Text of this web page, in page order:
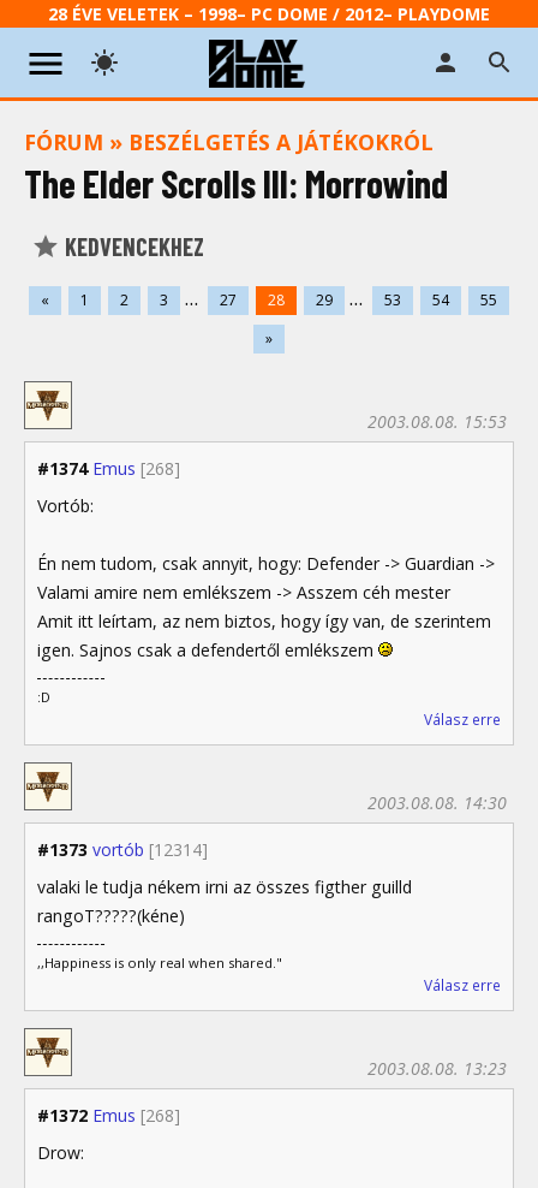
28 ÉVE VELETEK – 1998– PC DOME / 2012– PLAYDOME
FÓRUM » BESZÉLGETÉS A JÁTÉKOKRÓL
The Elder Scrolls III: Morrowind
KEDVENCEKHEZ
« 1 2 3 ... 27 28 29 ... 53 54
55
»
#1374 Emus [268]
2003.08.08. 15:53
Vortób:
Én nem tudom, csak annyit, hogy: Defender -> Guardian ->
Valami amire nem emlékszem -> Asszem céh mester
Amit itt leírtam, az nem biztos, hogy így van, de szerintem
igen. Sajnos csak a defendertől emlékszem
:D
Válasz erre
#1373 vortób [12314]
2003.08.08. 14:30
valaki le tudja nékem irni az összes figther guilld
rangoT?????(kéne)
,,Happiness is only real when shared."
Válasz erre
#1372 Emus [268]
2003.08.08. 13:23
Drow: